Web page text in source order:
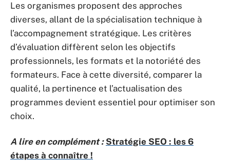
Les organismes proposent des approches
diverses, allant de la spécialisation technique à
l’accompagnement stratégique. Les critères
d’évaluation diffèrent selon les objectifs
professionnels, les formats et la notoriété des
formateurs. Face à cette diversité, comparer la
qualité, la pertinence et l’actualisation des
programmes devient essentiel pour optimiser son
choix.
A lire en complément : Stratégie SEO : les 6
étapes à connaître !